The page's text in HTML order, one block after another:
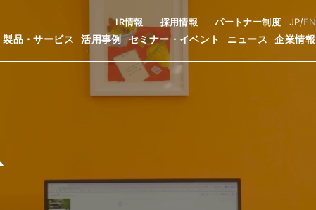
製品・サービス 活用事例 セミナー・イベント ニュース 企業情報
IR情報 採用情報 パートナー制度 JP/EN